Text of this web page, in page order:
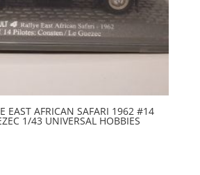
EAST AFRICAN SAFARI 1962 #14
1/43 UNIVERSAL HOBBIES